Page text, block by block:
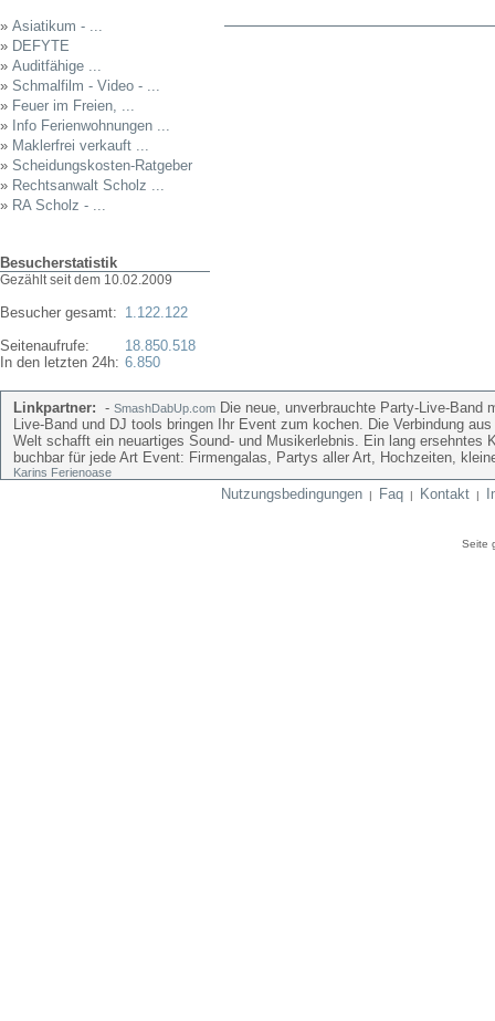
» Asiatikum - ...
» DEFYTE
» Auditfähige ...
» Schmalfilm - Video - ...
» Feuer im Freien, ...
» Info Ferienwohnungen ...
» Maklerfrei verkauft ...
» Scheidungskosten-Ratgeber
» Rechtsanwalt Scholz ...
» RA Scholz - ...
Besucherstatistik
Gezählt seit dem 10.02.2009
Besucher gesamt:
Seitenaufrufe:
In den letzten 24h:
1.122.122
18.850.518
6.850
Linkpartner: - SmashDabUp.com Die neue, unverbrauchte Party-Live-Band
Live-Band und DJ tools bringen Ihr Event zum kochen. Die Verbindung
Welt schafft ein neuartiges Sound- und Musikerlebnis. Ein lang
buchbar für jede Art Event: Firmengalas, Partys aller Art, Hochzeiten,
Karins Ferienoase
Nutzungsbedingungen | Faq | Kontakt |
Seite